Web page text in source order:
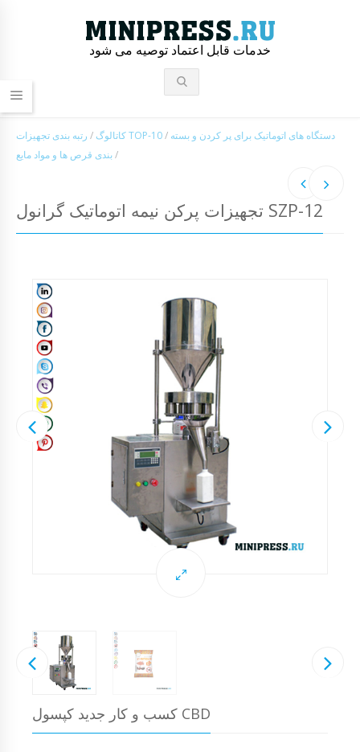
خدمات قابل اعتماد توصیه می شود
کاتالوگ / رتبه بندی تجهیزات TOP-10/ دستگاه های اتوماتیک برای پر کردن و بسته
بندی قرص ها و مواد مایع/
تجهیزات پرکن نیمه اتوماتیک گرانول SZP-12
کسب و کار جدید کپسول CBD